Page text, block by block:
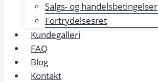
Salgs- og handelsbetingelser
Fortrydelsesret
Kundegalleri
FAQ
Blog
Kontakt